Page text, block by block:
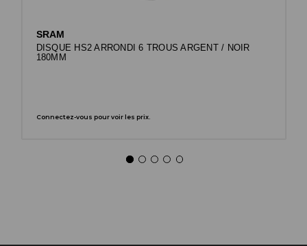
SRAM
DISQUE HS2 ARRONDI 6 TROUS ARGENT / NOIR
180MM
Connectez-vous pour voir les prix.